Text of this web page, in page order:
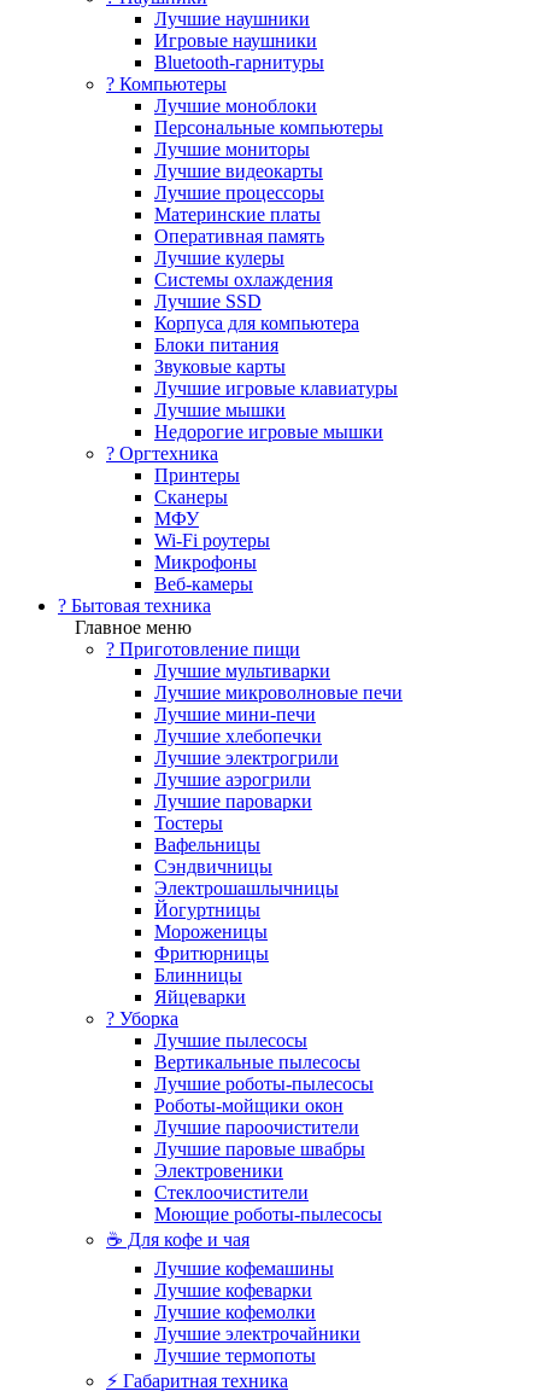
Лучшие наушники
Игровые наушники
Bluetooth-гарнитуры
?️ Компьютеры
Лучшие моноблоки
Персональные компьютеры
Лучшие мониторы
Лучшие видеокарты
Лучшие процессоры
Материнские платы
Оперативная память
Лучшие кулеры
Системы охлаждения
Лучшие SSD
Корпуса для компьютера
Блоки питания
Звуковые карты
Лучшие игровые клавиатуры
Лучшие мышки
Недорогие игровые мышки
?️ Оргтехника
Принтеры
Сканеры
МФУ
Wi-Fi роутеры
Микрофоны
Веб-камеры
? Бытовая техника
Главное меню
? Приготовление пищи
Лучшие мультиварки
Лучшие микроволновые печи
Лучшие мини-печи
Лучшие хлебопечки
Лучшие электрогрили
Лучшие аэрогрили
Лучшие пароварки
Тостеры
Вафельницы
Сэндвичницы
Электрошашлычницы
Йогуртницы
Мороженицы
Фритюрницы
Блинницы
Яйцеварки
? Уборка
Лучшие пылесосы
Вертикальные пылесосы
Лучшие роботы-пылесосы
Роботы-мойщики окон
Лучшие пароочистители
Лучшие паровые швабры
Электровеники
Стеклоочистители
Моющие роботы-пылесосы
☕ Для кофе и чая
Лучшие кофемашины
Лучшие кофеварки
Лучшие кофемолки
Лучшие электрочайники
Лучшие термопоты
⚡ Габаритная техника